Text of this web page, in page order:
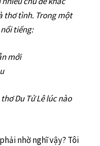
thơ tình. Trong một
tiếng:
mới
Du Tử Lê lúc nào
nhờ nghĩ vậy? Tôi